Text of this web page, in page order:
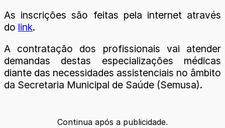
As inscrições são feitas pela internet através
do link.
A contratação dos profissionais vai atender
demandas destas especializações médicas
diante das necessidades assistenciais no âmbito
da Secretaria Municipal de Saúde (Semusa).
Continua após a publicidade.